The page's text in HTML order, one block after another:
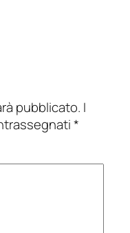
pubblicato. I
*